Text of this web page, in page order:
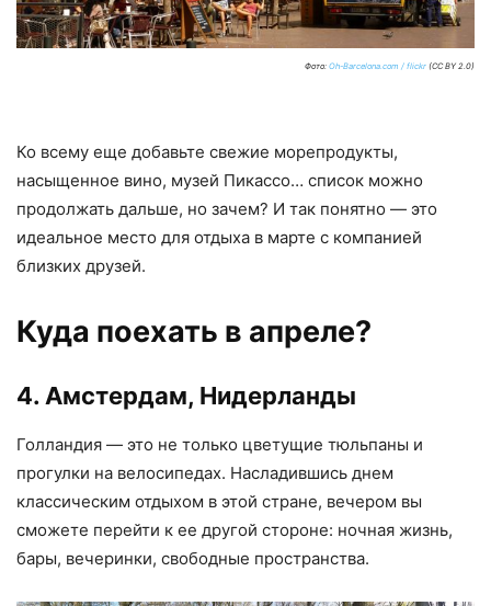
Фото: Oh-Barcelona.com / flickr (CC BY 2.0)
Ко всему еще добавьте свежие морепродукты,
насыщенное вино, музей Пикассо… список можно
продолжать дальше, но зачем? И так понятно — это
идеальное место для отдыха в марте с компанией
близких друзей.
Куда поехать в апреле?
4. Амстердам, Нидерланды
Голландия — это не только цветущие тюльпаны и
прогулки на велосипедах. Насладившись днем
классическим отдыхом в этой стране, вечером вы
сможете перейти к ее другой стороне: ночная жизнь,
бары, вечеринки, свободные пространства.